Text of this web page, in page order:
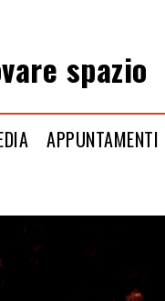
spazio
APPUNTAMENTI